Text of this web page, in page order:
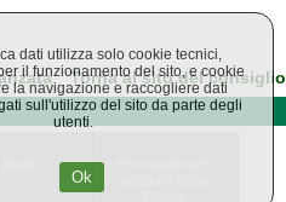
Torna al sito del consiglio
dati utilizza solo cookie tecnici,
il funzionamento del sito, e cookie
la navigazione e raccogliere dati
sull'utilizzo del sito da parte degli
utenti.
Ok